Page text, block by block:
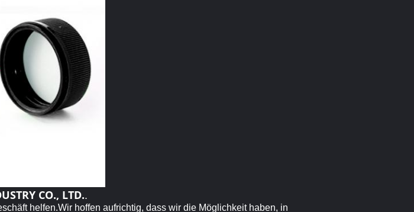
CO., LTD..
helfen.Wir hoffen aufrichtig, dass wir die Möglichkeit haben, in